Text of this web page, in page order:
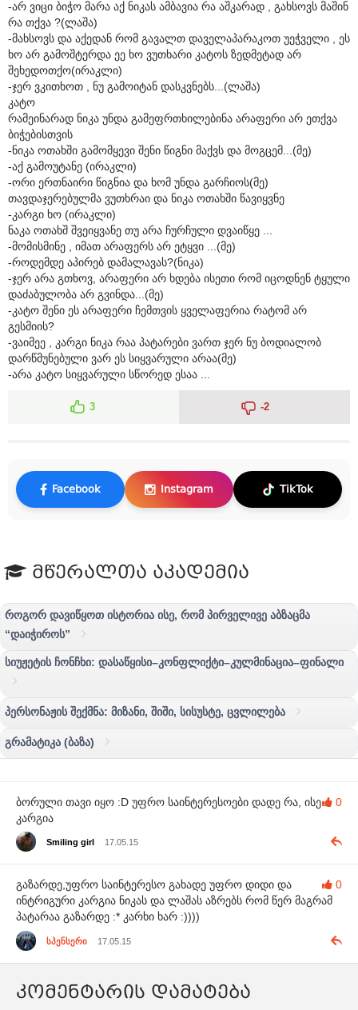
-არ ვიცი ბიჭო მარა აქ ნიკას ამბავია რა აშკარად , გახსოვს მაშინ
რა თქვა ?(ლაშა)
-მახსოვს და აქედან რომ გავალთ დაველაპარაკოთ უეჭველი , ეს
ხო არ გამოშტერდა ეე ხო ვუთხარი კატოს ზედმეტად არ
შეხედოთქო(ირაკლი)
-ჯერ ვკითხოთ , ნუ გამოიტან დასკვნებს...(ლაშა)
კატო
რამეინარად ნიკა უნდა გამეფრთხილებინა არაფერი არ ეთქვა
ბიჭებისთვის
-ნიკა ოთახში გამომყევი შენი წიგნი მაქვს და მოგცემ...(მე)
-აქ გამოუტანე (ირაკლი)
-ორი ერთნაირი წიგნია და ხომ უნდა გარჩიოს(მე)
თავდაჯერებულმა ვუთხრაი და ნიკა ოთახში წავიყვნე
-კარგი ხო (ირაკლი)
ნაკა ოთახშ შვეიყვანე თუ არა ჩურჩული დვაიწყე ...
-მომისმინე , იმათ არაფერს არ ეტყვი ...(მე)
-როდემდე აპირებ დამალავას?(ნიკა)
-ჯერ არა გთხოვ, არაფერი არ ხდება ისეთი რომ იცოდნენ ტყული
დაძაბულობა არ გვინდა...(მე)
-კატო შენი ეს არაფერი ჩემთვის ყველაფერია რატომ არ
გესმიის?
-ვაიმეე , კარგი ნიკა რაა პატარები ვართ ჯერ ნუ ბოდიალობ
დარწმუნებული ვარ ეს სიყვარული არაა(მე)
-არა კატო სიყვარული სწორედ ესაა ...
3 -2
Facebook Instagram TikTok
მწერალთა აკადემია
როგორ დავიწყოთ ისტორია ისე, რომ პირველივე აბზაცმა
“დაიჭიროს”
სიუჟეტის ჩონჩხი: დასაწყისი–კონფლიქტი–კულმინაცია–ფინალი
პერსონაჟის შექმნა: მიზანი, შიში, სისუსტე, ცვლილება
გრამატიკა (ბაზა)
0
ბორული თავი იყო :D უფრო საინტერესოები დადე რა, ისე
კარგია
Smiling girl 17.05.15
0
გაზარდე,უფრო საინტერესო გახადე უფრო დიდი და
ინტრიგური კარგია ნიკას და ლაშას აზრებს რომ წერ მაგრამ
პატარაა გაზარდე :* კარხი ხარ :))))
სპენსერი 17.05.15
კომენტარის დამატება